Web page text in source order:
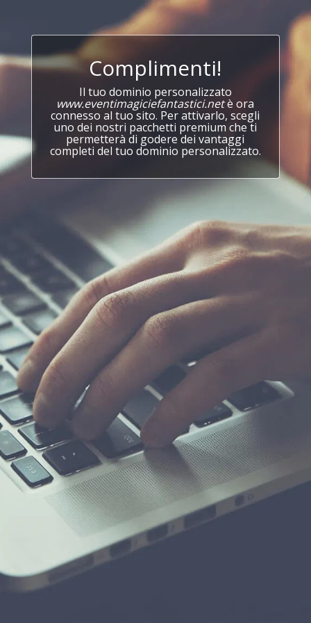
Complimenti!
Il tuo dominio personalizzato
www.eventimagiciefantastici.netè ora
connesso al tuo sito. Per attivarlo, scegli
uno dei nostri pacchetti premium che ti
permetterà di godere dei vantaggi
completi del tuo dominio personalizzato.